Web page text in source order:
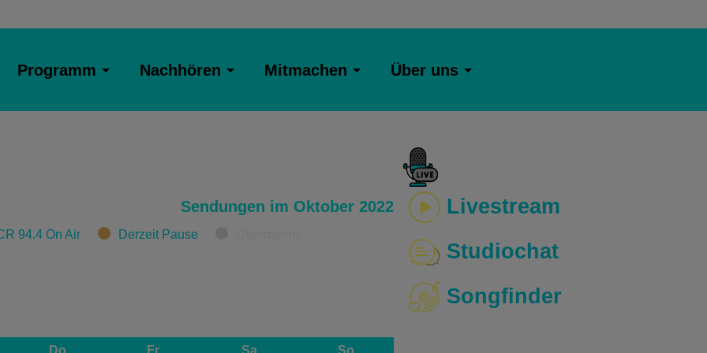
Programm Nachhören Mitmachen Über uns
Sendungen im Oktober 2022
94.4 On Air Derzeit Pause
Livestream
Studiochat
Songfinder